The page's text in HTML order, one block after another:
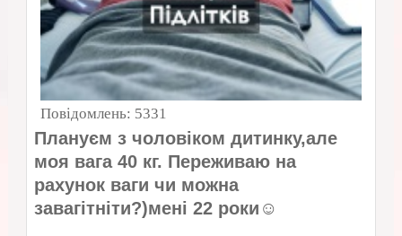
Повідомлень: 5331
Плануєм з чоловіком дитинку,але
моя вага 40 кг. Переживаю на
рахунок ваги чи можна
завагітніти?)мені 22 роки☺